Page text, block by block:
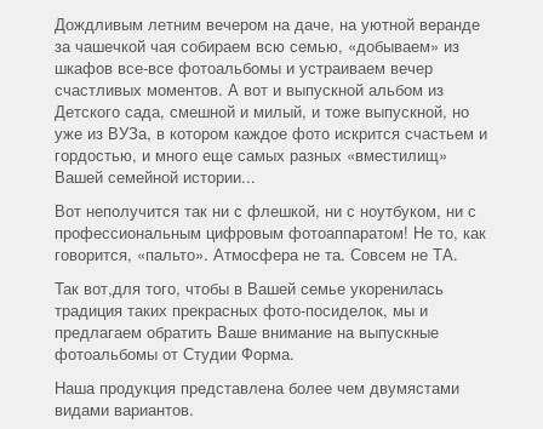
Дождливым летним вечером на даче, на уютной веранде
за чашечкой чая собираем всю семью, «добываем» из
шкафов все-все фотоальбомы и устраиваем вечер
счастливых моментов. А вот и выпускной альбом из
Детского сада, смешной и милый, и тоже выпускной, но
уже из ВУЗа, в котором каждое фото искрится счастьем и
гордостью, и много еще самых разных «вместилищ»
Вашей семейной истории...
Вот неполучится так ни с флешкой, ни с ноутбуком, ни с
профессиональным цифровым фотоаппаратом! Не то, как
говорится, «пальто». Атмосфера не та. Совсем не ТА.
Так вот,для того, чтобы в Вашей семье укоренилась
традиция таких прекрасных фото-посиделок, мы и
предлагаем обратить Ваше внимание на выпускные
фотоальбомы от Студии Форма.
Наша продукция представлена более чем двумястами
видами вариантов.